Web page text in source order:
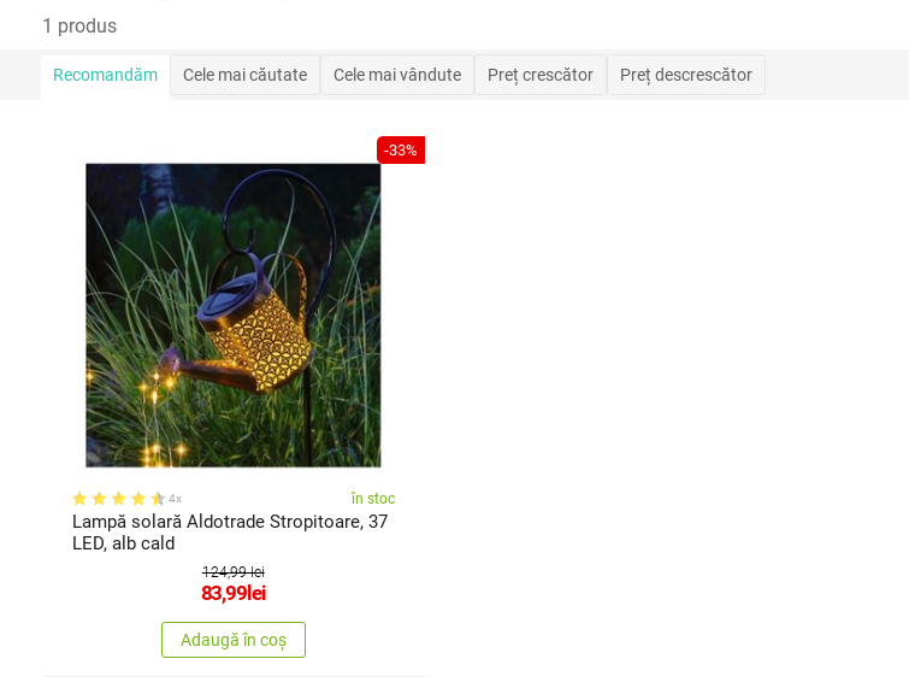
1 produs
Recomandăm Cele mai căutate Cele mai vândute Preț crescător Preț descrescător
-33%
4x în stoc
Lampă solară Aldotrade Stropitoare, 37
LED, alb cald
124,99 lei
83,99 lei
Adaugă în coș